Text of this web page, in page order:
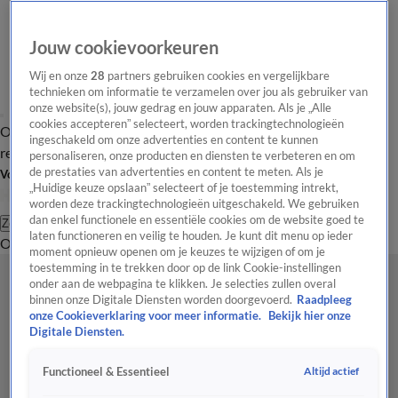
Overzicht Laatste nieuws Regionieuws Het beste van Hart
Tip de
redactie
Volg Hart van Nederland
Zoeken
OverzichtRegioUitzendingenWeerTip de redactiePanelVideo's
Jouw cookievoorkeuren
Wij en onze28 partners gebruiken cookies en vergelijkbare
technieken om informatie te verzamelen over jou als gebruiker van
onze website(s), jouw gedrag en jouw apparaten. Als je „Alle
cookies accepteren” selecteert, worden trackingtechnologieën
ingeschakeld om onze advertenties en content te kunnen
personaliseren, onze producten en diensten te verbeteren en om
de prestaties van advertenties en content te meten. Als je
„Huidige keuze opslaan” selecteert of je toestemming intrekt,
worden deze trackingtechnologieën uitgeschakeld. We gebruiken
dan enkel functionele en essentiële cookies om de website goed te
laten functioneren en veilig te houden. Je kunt dit menu op ieder
moment opnieuw openen om je keuzes te wijzigen of om je
toestemming in te trekken door op de link Cookie-instellingen
onder aan de webpagina te klikken. Je selecties zullen overal
binnen onze Digitale Diensten worden doorgevoerd. Raadpleeg
onze Cookieverklaring voor meer informatie.
Bekijk hier onze
Digitale Diensten.
Functioneel & Essentieel Altijd actief